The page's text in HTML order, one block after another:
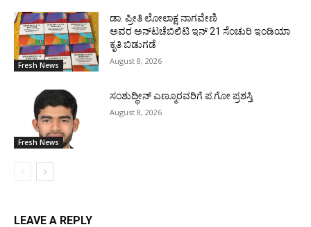
Fresh News
ಡಾ. ಪ್ರೀತಿ ಲೋಲಾಕ್ಷ ನಾಗವೇಣಿ
ಅವರ ಅನ್‌ಟಚೆಬಿಲಿಟಿ ಇನ್ 21 ಸೆಂಚುರಿ ಇಂಡಿಯಾ
ಕೃತಿ ಬಿಡುಗಡೆ
August 8, 2026
Fresh News
ಸಂಶುದ್ಧೀನ್ ಎಣ್ಮೂರವರಿಗೆ ಪ.ಗೋ ಪ್ರಶಸ್ತಿ
August 8, 2026
LEAVE A REPLY